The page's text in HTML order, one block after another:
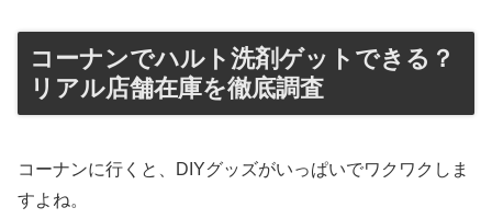
コーナンでハルト洗剤ゲットできる？
リアル店舗在庫を徹底調査
コーナンに行くと、DIYグッズがいっぱいでワクワクしま
すよね。